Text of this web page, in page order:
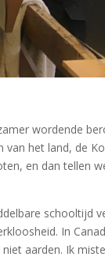
wordende
het land, de
en dan tellen
schooltijd
In
aarden. Ik